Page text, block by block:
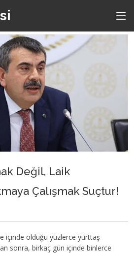
Değil, Laik
Çalışmak Suçtur!
içinde olduğu yüzlerce yurttaş
sonra, birkaç gün içinde binlerce